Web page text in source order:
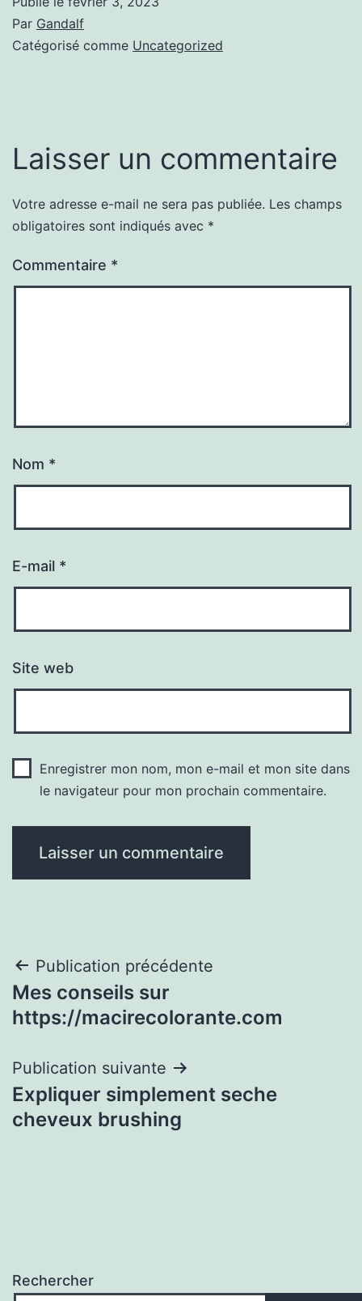
Par Gandalf
Catégorisé comme Uncategorized
Laisser un commentaire
Votre adresse e-mail ne sera pas publiée. Les champs
obligatoires sont indiqués avec *
Commentaire *
Nom *
E-mail *
Site web
Enregistrer mon nom, mon e-mail et mon site dans
le navigateur pour mon prochain commentaire.
Navigation
de
Publication précédente
Mes conseils sur
https://macirecolorante.com
Publication suivante
Expliquer simplement seche
cheveux brushing
Rechercher